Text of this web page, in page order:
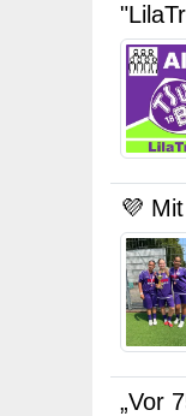
💜
„Vor